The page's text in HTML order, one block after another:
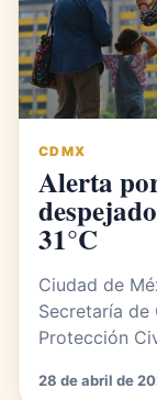
CDMX
Alerta
31°C
Ciudad de
Secretaría de
Protección
28 de abril de